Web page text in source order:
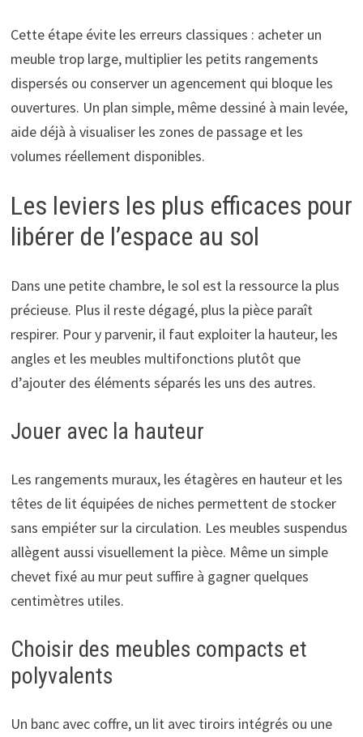
Cette étape évite les erreurs classiques : acheter un
meuble trop large, multiplier les petits rangements
dispersés ou conserver un agencement qui bloque les
ouvertures. Un plan simple, même dessiné à main levée,
aide déjà à visualiser les zones de passage et les
volumes réellement disponibles.
Les leviers les plus efficaces pour
libérer de l’espace au sol
Dans une petite chambre, le sol est la ressource la plus
précieuse. Plus il reste dégagé, plus la pièce paraît
respirer. Pour y parvenir, il faut exploiter la hauteur, les
angles et les meubles multifonctions plutôt que
d’ajouter des éléments séparés les uns des autres.
Jouer avec la hauteur
Les rangements muraux, les étagères en hauteur et les
têtes de lit équipées de niches permettent de stocker
sans empiéter sur la circulation. Les meubles suspendus
allègent aussi visuellement la pièce. Même un simple
chevet fixé au mur peut suffire à gagner quelques
centimètres utiles.
Choisir des meubles compacts et
polyvalents
Un banc avec coffre, un lit avec tiroirs intégrés ou une